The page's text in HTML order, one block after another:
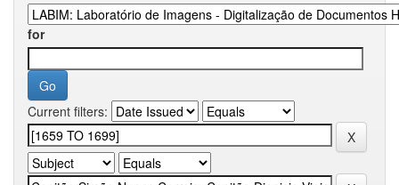
for
Current filters: